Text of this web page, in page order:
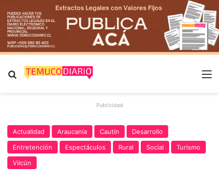
Buscar por
Publicidad
Actualidad Araucanía Cautín
Desarrollo
Entretención
Espectáculos Rural Social
Turismo
Vilcún